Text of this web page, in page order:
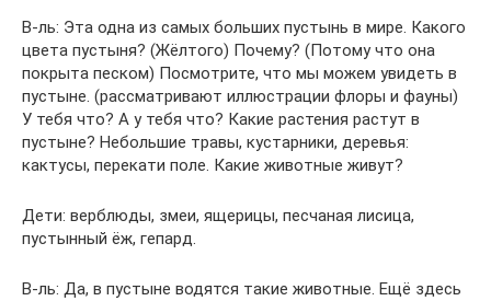
В-ль: Эта одна из самых больших пустынь в мире. Какого
цвета пустыня? (Жёлтого) Почему? (Потому что она
покрыта песком) Посмотрите, что мы можем увидеть в
пустыне. (рассматривают иллюстрации флоры и фауны)
У тебя что? А у тебя что? Какие растения растут в
пустыне? Небольшие травы, кустарники, деревья:
кактусы, перекати поле. Какие животные живут?
Дети: верблюды, змеи, ящерицы, песчаная лисица,
пустынный ёж, гепард.
В-ль: Да, в пустыне водятся такие животные. Ещё здесь